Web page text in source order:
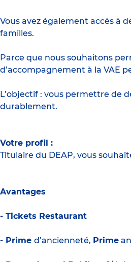
Vous avez également accès à
familles.
Parce que nous souhaitons
d’accompagnement à la VAE
L’objectif : vous permettre de
durablement.
Votre profil :
Titulaire du DEAP, vous
Avantages
- Tickets Restaurant
- Prime d’ancienneté, Prime